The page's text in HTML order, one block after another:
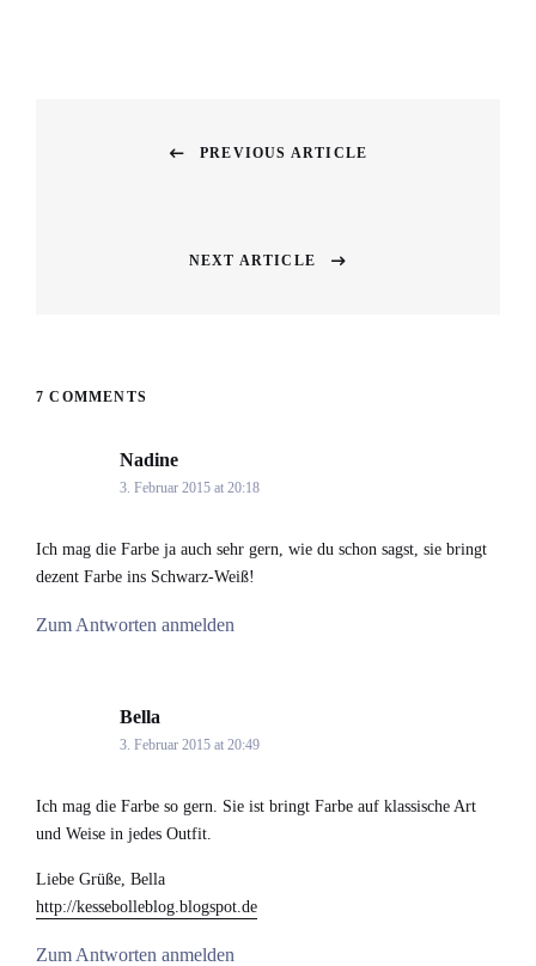
PREVIOUS ARTICLE
NEXT ARTICLE
7 COMMENTS
Nadine
3. Februar 2015 at 20:18
Ich mag die Farbe ja auch sehr gern, wie du schon sagst, sie bringt
dezent Farbe ins Schwarz-Weiß!
Zum Antworten anmelden
Bella
3. Februar 2015 at 20:49
Ich mag die Farbe so gern. Sie ist bringt Farbe auf klassische Art
und Weise in jedes Outfit.
Liebe Grüße, Bella
http://kessebolleblog.blogspot.de
Zum Antworten anmelden